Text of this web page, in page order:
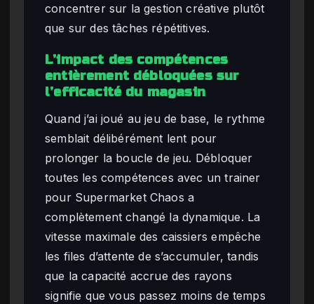
concentrer sur la gestion créative plutôt
que sur des tâches répétitives.
L’impact des compétences
entièrement débloquées sur
l’efficacité du magasin
Quand j’ai joué au jeu de base, le rythme
semblait délibérément lent pour
prolonger la boucle de jeu. Débloquer
toutes les compétences avec un trainer
pour Supermarket Chaos a
complètement changé la dynamique. La
vitesse maximale des caissiers empêche
les files d’attente de s’accumuler, tandis
que la capacité accrue des rayons
signifie que vous passez moins de temps